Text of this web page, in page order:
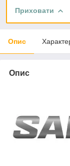
Приховати
Опис
Опис